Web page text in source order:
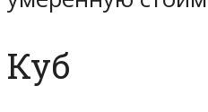
Куб